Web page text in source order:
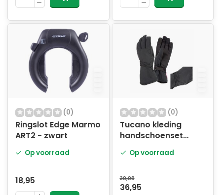
(0)
Ringslot Edge Marmo
ART2 - zwart
Op voorraad
18,95
(0)
Tucano kleding
handschoenset
Op voorraad
39,98
36,95